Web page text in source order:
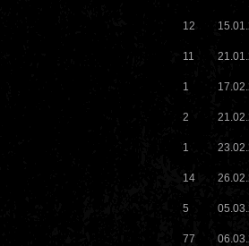
12
11
1
2
1
14
5
77